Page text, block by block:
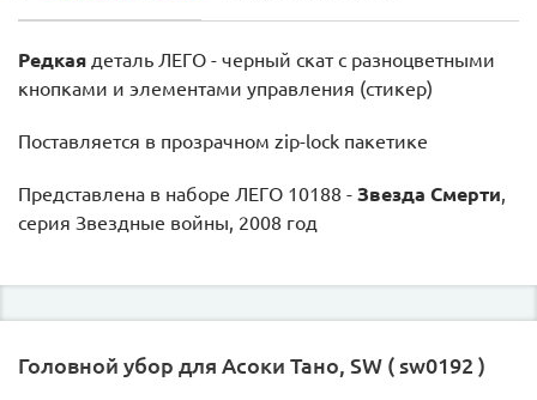
Редкая деталь ЛЕГО - черный скат с разноцветными
кнопками и элементами управления (стикер)
Поставляется в прозрачном zip-lock пакетике
Представлена в наборе ЛЕГО 10188 - Звезда Смерти,
серия Звездные войны, 2008 год
Головной убор для Асоки Тано, SW ( sw0192 )